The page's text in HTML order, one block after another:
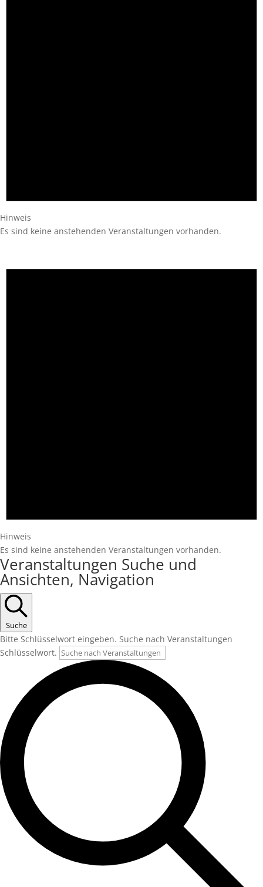
Hinweis
Es sind keine anstehenden Veranstaltungen vorhanden.
Hinweis
Es sind keine anstehenden Veranstaltungen vorhanden.
Veranstaltungen Suche und
Ansichten, Navigation
Suche
Bitte Schlüsselwort eingeben. Suche nach Veranstaltungen
Schlüsselwort.